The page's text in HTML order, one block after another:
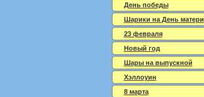
День победы
Шарики на День матери
23 февраля
Новый год
Шары на выпускной
Хэллоуин
8 марта